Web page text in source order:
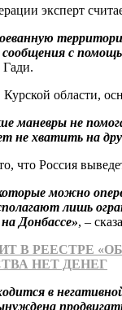
эксперт
с
Гади.
области,
маневры не
не хватить на
что Россия
можно
лишь
Донбассе», –
В РЕЕСТРЕ
НЕТ ДЕНЕГ
в